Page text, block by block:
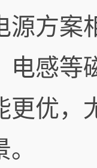
源方案
电感等
更优，